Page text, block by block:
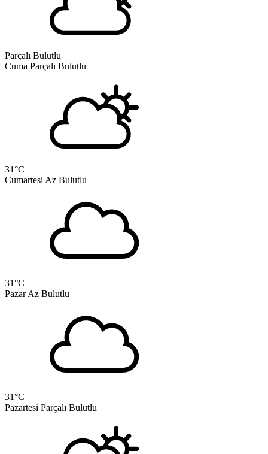
Parçalı Bulutlu
Cuma Parçalı Bulutlu
31°C
Cumartesi Az Bulutlu
31°C
Pazar Az Bulutlu
31°C
Pazartesi Parçalı Bulutlu